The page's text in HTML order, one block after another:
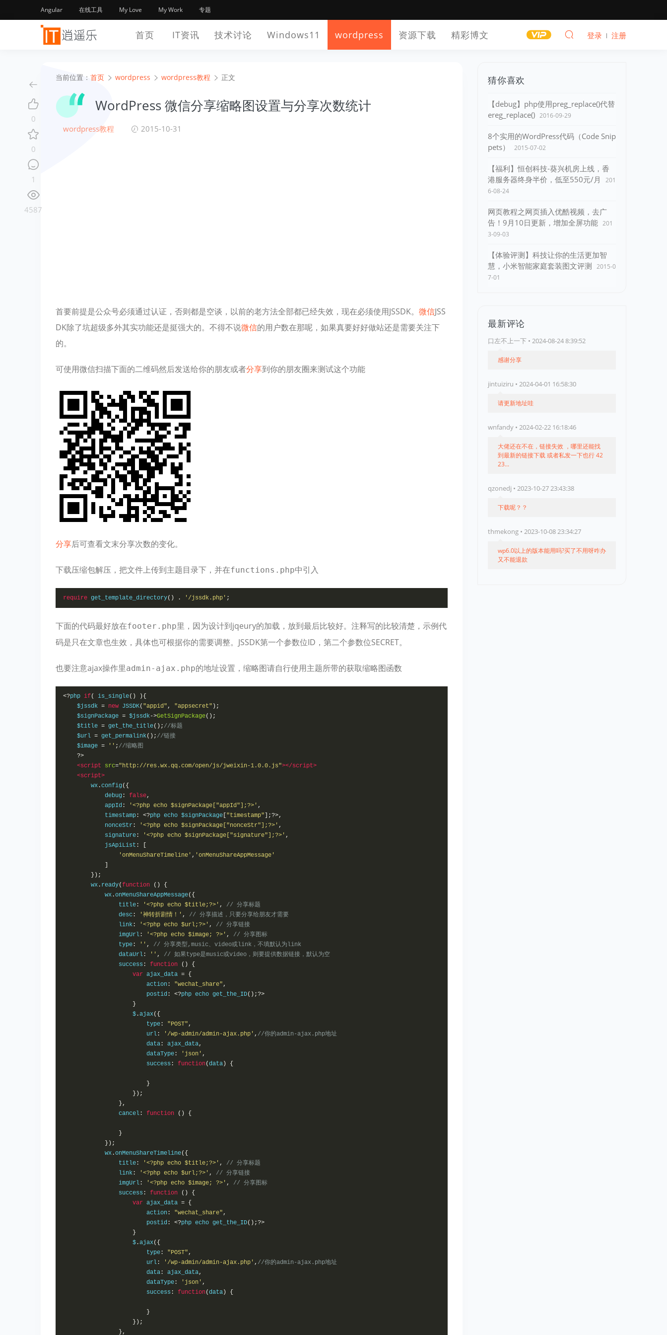
Angular 在线工具 My Love My Work 专题
首页 IT资讯 技术讨论 Windows11 wordpress 资源下载 精彩博文 登录 注册
当前位置： 首页 wordpress wordpress教程 正文
WordPress 微信分享缩略图设置与分享次数统计
wordpress教程 2015-10-31
首要前提是公众号必须通过认证，否则都是空谈，以前的老方法全部都已经失效，现在必须使用JSSDK。 微信JSS
DK除了坑超级多外其实功能还是挺强大的。不得不说微信的用户数在那呢，如果真要好好做站还是需要关注下
的。
可使用微信扫描下面的二维码然后发送给你的朋友或者分享到你的朋友圈来测试这个功能
分享后可查看文末分享次数的变化。
下载压缩包解压，把文件上传到主题目录下，并在functions.php中引入
require get_template_directory() . '/jssdk .php' ;
下面的代码最好放在footer.php里，因为设计到jqeury的加载，放到最后比较好。注释写的比较清楚，示例代
码是只在文章也生效，具体也可根据你的需要调整。JSSDK第一个参数位ID，第二个参数位SECRET。
也要注意ajax操作里admin-ajax.php的地址设置，缩略图请自行使用主题所带的获取缩略图函数
<?php if( is_single()
){
    $jssdk
= new JSSDK( "appid" , "appsecret" );
    $signPackage
= $jssdk->GetSignPackage();
    $title
= get_the_title(); //标题
    $url
= get_permalink(); //链接
    $image
= '' ; //缩略图
?>
<script
src="http://res.wx.qq.com/open/js/jweixin-1.0.0.js"></script>
<script>
        wx
.config({
            debug
: false,
            appId
: '<?php echo $signPackage["appId"];?>' ,
            timestamp
: <?php echo $signPackage "timestamp" ];?>,
            nonceStr
: '<?php echo $signPackage["nonceStr"];?>' ,
            signature
: '<?php echo $signPackage["signature"];?>' ,
            jsApiList
:
'onMenuShareTimeline' , 'onMenuShareAppMessage'
});
        wx
. ready(function ()
{
            wx
.onMenuShareAppMessage({
                title
: '<?php echo $title;?>' ,
// 分享标题
                desc
: '神转折剧情！' ,
// 分享描述，只要分享给朋友才需要
                link
: '<?php echo $url;?>' ,
// 分享链接
                imgUrl
: '<?php echo $image; ?>' ,
// 分享图标
                type
: '' ,
// 分享类型,music、video或link，不填默认为link
                dataUrl
: '' ,
// 如果type是music或video，则要提供数据链接，默认为空
                success
: function ()
{
var ajax_data = {
                        action
: "wechat_share" ,
                        postid
: <?php echo get_the_ID();?>
}
                    $
.ajax({
                        type
: "POST" ,
                        url
: '/wp-admin/admin-ajax.php' , //你的admin-ajax.php地址
                        data
: ajax_data,
                        dataType
: 'json' ,
                        success
: function(data ) {
}
});
},
                cancel
: function () {
}
});
            wx
.onMenuShareTimeline({
                title
: '<?php echo $title;?>' ,
// 分享标题
                link
: '<?php echo $url;?>' ,
// 分享链接
                imgUrl
: '<?php echo $image; ?>' ,
// 分享图标
                success
: function ()
{
var ajax_data = {
                        action
: "wechat_share" ,
                        postid
: <?php echo get_the_ID();?>
}
                    $
.ajax({
                        type
: "POST" ,
                        url
: '/wp-admin/admin-ajax.php' , //你的admin-ajax.php地址
                        data
: ajax_data,
                        dataType
: 'json' ,
                        success
: function(data ) {
}
});
},
猜你喜欢
【debug】php使用preg_replace()代替
ereg_replace() 2016-09-29
8个实用的WordPress代码（Code Snip
pets）
2015-07-02
【福利】恒创科技-葵兴机房上线，香
港服务器终身半价，低至550元/月
201
6-08-24
网页教程之网页插入优酷视频，去广
告！9月10日更新，增加全屏功能 201
3-09-03
【体验评测】科技让你的生活更加智
慧，小米智能家庭套装图文评测 2015-0
7-01
最新评论
口左不上一下 • 2024-08-24 8:39:52
感谢分享
jintuiziru • 2024-04-01 16:58:30
请更新地址哇
wnfandy • 2024-02-22 16:18:46
大佬还在不在，链接失效 ，哪里还能找
到最新的链接下载 或者私发一下也行 42
23...
qzonedj • 2023-10-27 23:43:38
下载呢？？
thmekong • 2023-10-08 23:34:27
wp6.0以上的版本能用吗?买了不用呀咋办
又不能退款
0
0
1
4587